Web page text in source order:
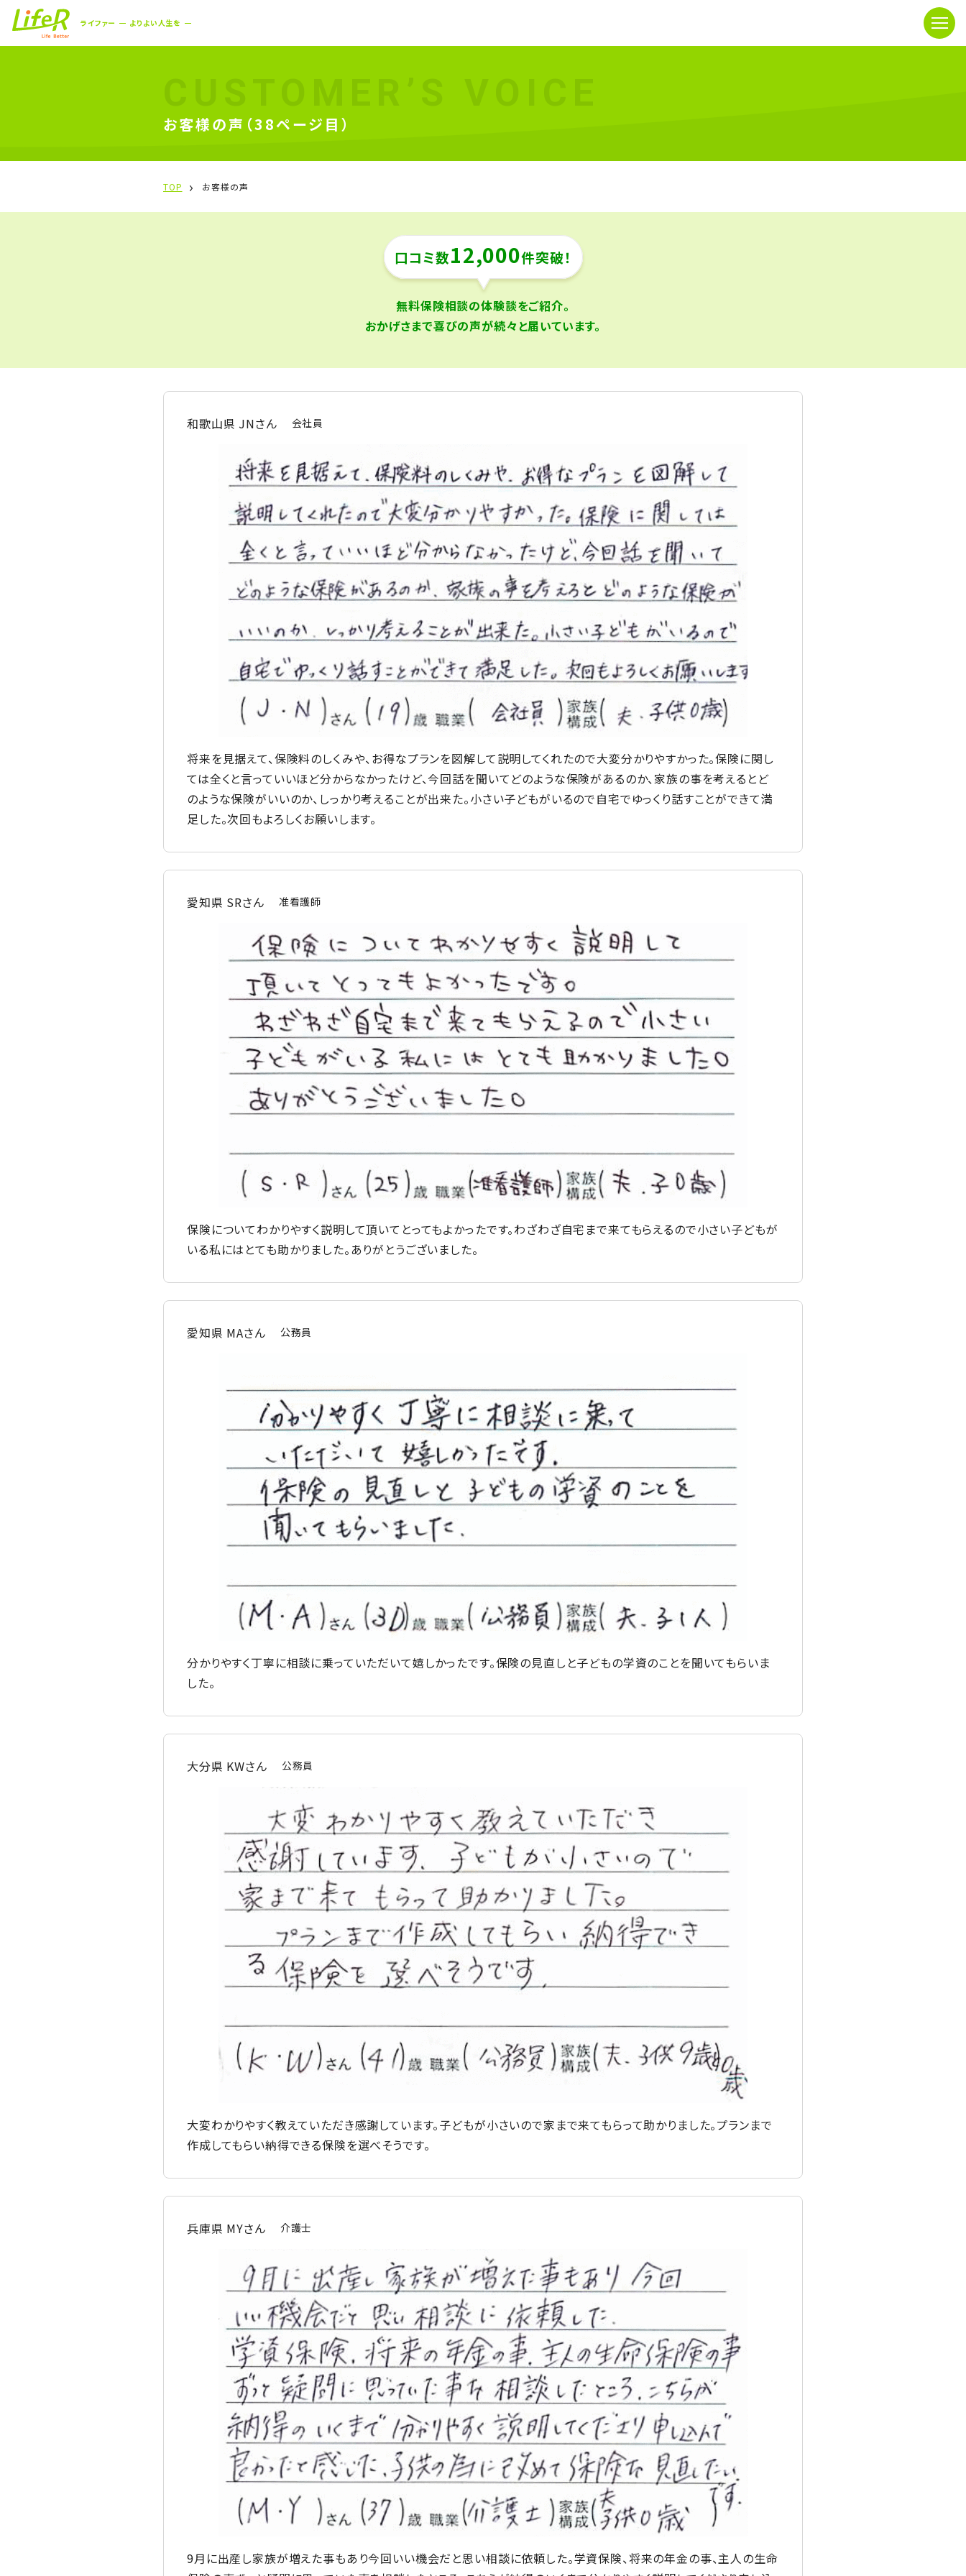
ライファー よりよい人生を
お客様の声（38ページ目）
TOP お客様の声
口コミ数12,000件突破！
無料保険相談の体験談をご紹介。
おかげさまで喜びの声が続々と届いています。
和歌山県 JNさん 会社員
将来を見据えて、保険料のしくみや、お得なプランを図解して説明してくれたので大変分かりやすかった。保険に関し
ては全くと言っていいほど分からなかったけど、今回話を聞いてどのような保険があるのか、家族の事を考えるとど
のような保険がいいのか、しっかり考えることが出来た。小さい子どもがいるので自宅でゆっくり話すことができて満
足した。次回もよろしくお願いします。
愛知県 SRさん 准看護師
保険についてわかりやすく説明して頂いてとってもよかったです。わざわざ自宅まで来てもらえるので小さい子どもが
いる私にはとても助かりました。ありがとうございました。
愛知県 MAさん 公務員
分かりやすく丁寧に相談に乗っていただいて嬉しかったです。保険の見直しと子どもの学資のことを聞いてもらいま
した。
大分県 KWさん 公務員
大変わかりやすく教えていただき感謝しています。子どもが小さいので家まで来てもらって助かりました。プランまで
作成してもらい納得できる保険を選べそうです。
兵庫県 MYさん 介護士
9月に出産し家族が増えた事もあり今回いい機会だと思い相談に依頼した。学資保険、将来の年金の事、主人の生命